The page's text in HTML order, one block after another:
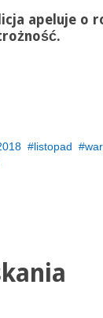
apeluje o
listopad